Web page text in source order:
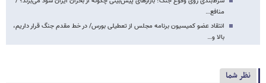
منافع…
انتقاد عضو کمیسیون برنامه مجلس از تعطیلی بورس/ در خط مقدم جنگ قرار داریم،
بالا و…
نظر شما